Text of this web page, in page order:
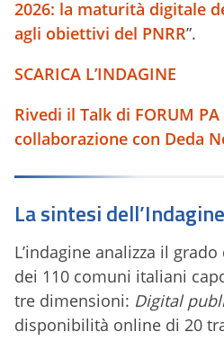
2026: la maturità digitale
agli obiettivi del PNRR”.
SCARICA L’INDAGINE
Rivedi il Talk di FORUM
collaborazione con Deda
La sintesi dell’Indagine
L’indagine analizza il
dei 110 comuni italiani
tre dimensioni: Digital
disponibilità online di 20